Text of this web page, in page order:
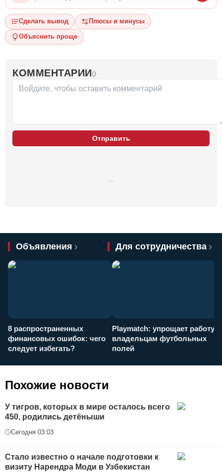
Сделать вывод Плюсы и минусы
Объяснить проще
КОММЕНТАРИИ0
Отправить
Объявления Для сотрудничества
8 распространенных
финансовых ошибок: чего
следует избегать?
Playmatch: упрощает работу
владельцам футбольных
полей
Похожие новости
У тигров, которых в мире осталось всего
450, родились детёныши
Сегодня 03:03
Стало известно о начале подготовки к
визиту Нарендра Моди в Узбекистан